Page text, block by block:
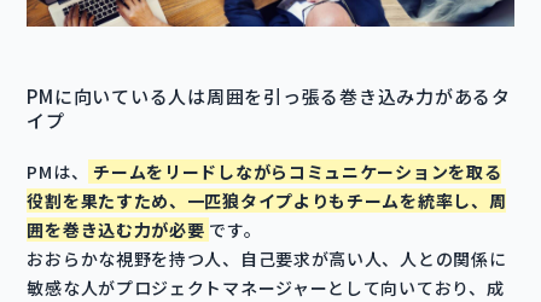
PMに向いている人は周囲を引っ張る巻き込み力があるタ
イプ
PMは、
チームをリードしながらコミュニケーションを取る
役割を果たすため、一匹狼タイプよりもチームを統率し、周
囲を巻き込む力が必要 です。
おおらかな視野を持つ人、自己要求が高い人、人との関係に
敏感な人がプロジェクトマネージャーとして向いており、成